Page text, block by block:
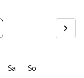
Homepage:
Sa So